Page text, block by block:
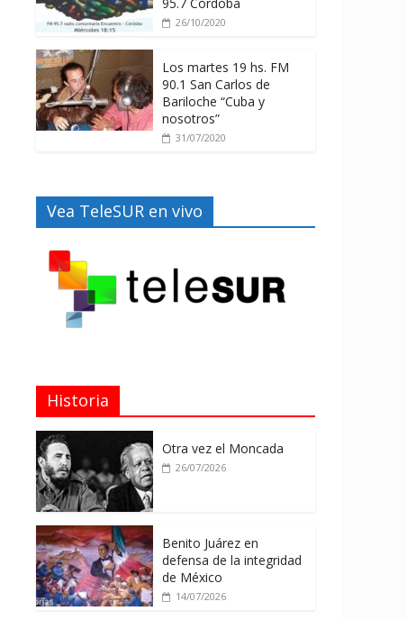
26/10/2020
Los martes 19 hs. FM
90.1 San Carlos de
Bariloche “Cuba y
nosotros”
31/07/2020
Vea TeleSUR en vivo
Historia
Otra vez el Moncada
26/07/2026
Benito Juárez en
defensa de la integridad
de México
14/07/2026